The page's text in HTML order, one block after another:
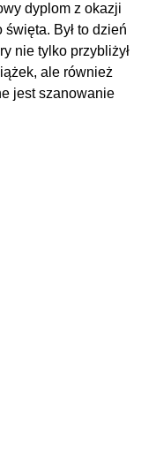
dyplom z okazji
Był to dzień
nie tylko przybliżył
ale również
jest szanowanie